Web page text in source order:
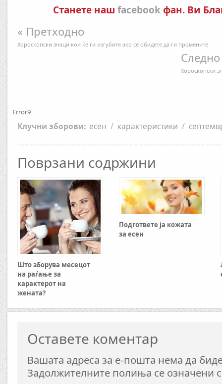
Станете наш facebookфан. Ви
« Претходно
Хороскопски знаци кои ќе ги изгубите ако се обидете да ги промените
Следно
Хороскопски
Error9
Клучни зборови: есен / карактеристики /
Поврзани содржини
Што зборува месецот
на раѓање за
карактерот на
жената?
Подгответе ја кожата
за есен
Оставете коментар
Вашата адреса за е-пошта нема да
Задолжителните полиња се означени